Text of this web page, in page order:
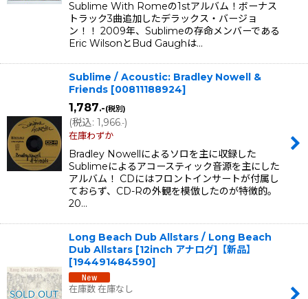
Sublime With Romeの1stアルバム！ボーナス
トラック3曲追加したデラックス・バージョ
ン！！ 2009年、Sublimeの存命メンバーである
Eric WilsonとBud Gaughは…
Sublime / Acoustic: Bradley Nowell &
Friends [00811188924]
1,787.-(税別)
(税込: 1,966.-)
在庫わずか
Bradley Nowellによるソロを主に収録した
Sublimeによるアコースティック音源を主にした
アルバム！ CDにはフロントインサートが付属し
ておらず、CD-Rの外観を模倣したのが特徴的。
20…
Long Beach Dub Allstars / Long Beach
Dub Allstars [12inch アナログ]【新品】
[194491484590]
在庫数 在庫なし